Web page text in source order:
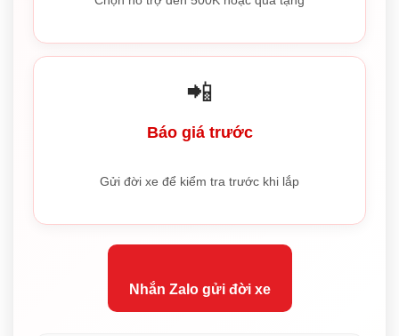
📲
Báo giá trước
Gửi đời xe để kiểm tra trước khi lắp
Nhắn Zalo gửi đời xe